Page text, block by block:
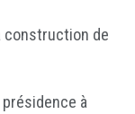
construction de
à